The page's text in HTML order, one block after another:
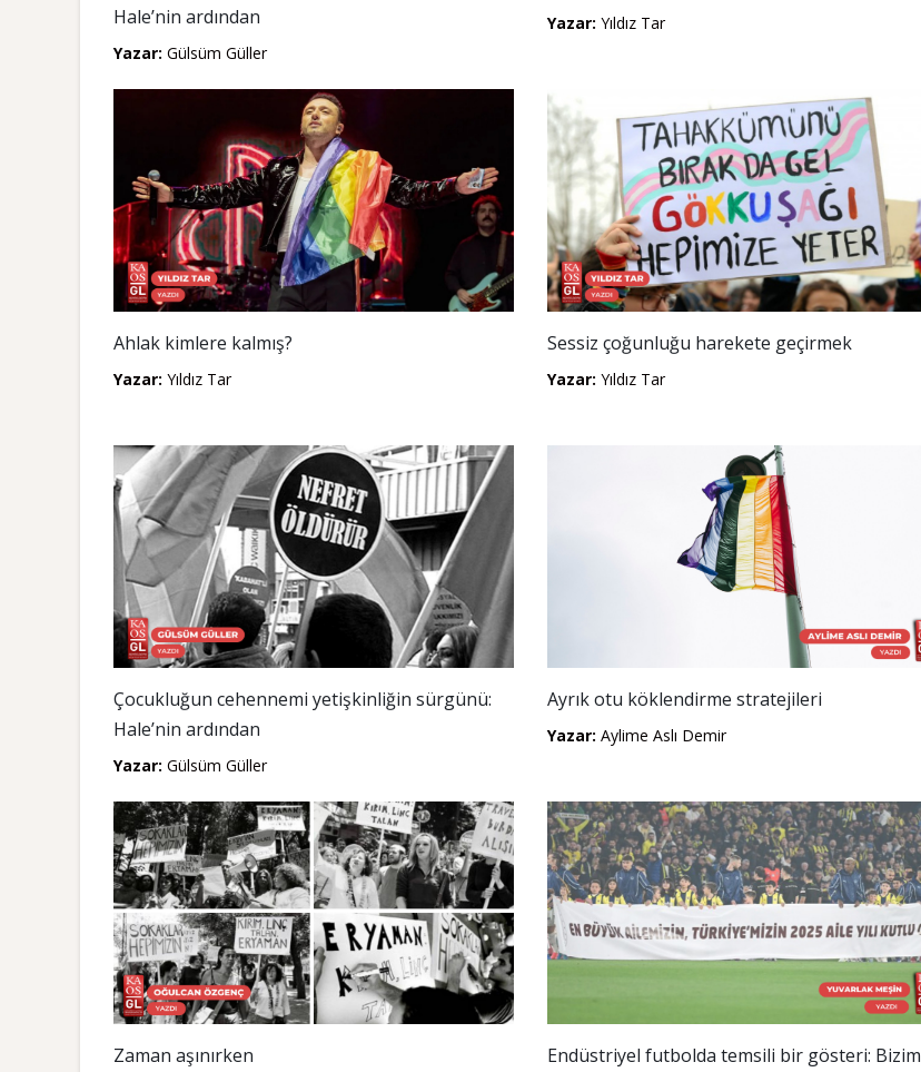
Hale’nin ardından
Yazar: Gülsüm Güller
Yazar: Yıldız Tar
Ahlak kimlere kalmış?
Yazar: Yıldız Tar
Sessiz çoğunluğu harekete geçirmek
Yazar: Yıldız Tar
Çocukluğun cehennemi yetişkinliğin sürgünü:
Hale’nin ardından
Yazar: Gülsüm Güller
Ayrık otu köklendirme stratejileri
Yazar: Aylime Aslı Demir
Zaman aşınırken
Endüstriyel futbolda temsili bir gösteri: Bizim